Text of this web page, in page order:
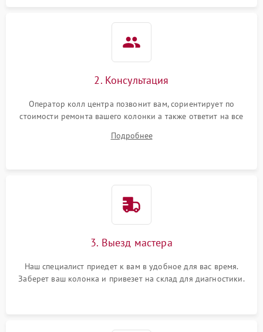
2. Консультация
Оператор колл центра позвонит вам, сориентирует по
стоимости ремонта вашего колонки а также ответит на все
Подробнее
3. Выезд мастера
Наш специалист приедет к вам в удобное для вас время.
Заберет ваш колонка и привезет на склад для диагностики.